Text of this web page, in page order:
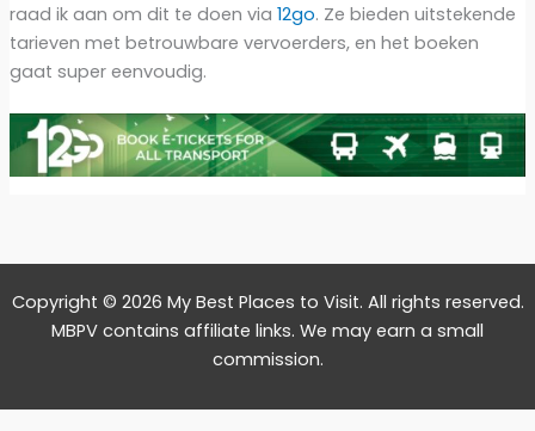
raad ik aan om dit te doen via 12go. Ze bieden uitstekende
tarieven met betrouwbare vervoerders, en het boeken
gaat super eenvoudig.
Copyright © 2026 My Best Places to Visit. All rights reserved.
MBPV contains affiliate links. We may earn a small
commission.